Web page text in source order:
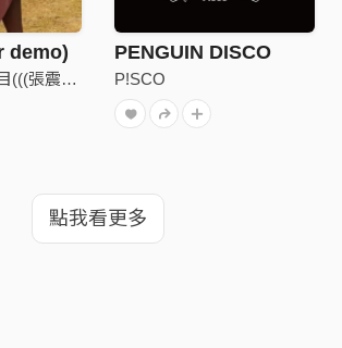
demo)
海雅谷慕地下頭目(((張震嶽)))
PENGUIN DISCO
P!SCO
點我看更多